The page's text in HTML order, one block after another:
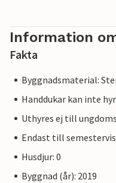
Information
Fakta
Byggnadsmaterial:
Handdukar kan inte
Uthyres ej till
Endast till
Husdjur: 0
Byggnad (år): 2019